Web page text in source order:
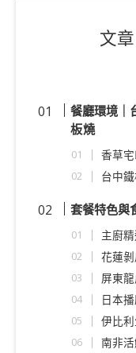
文
餐廳環境｜
板燒
香草
台中
套餐特色與
主廚
花蓮
屏東
日本
伊比
南非